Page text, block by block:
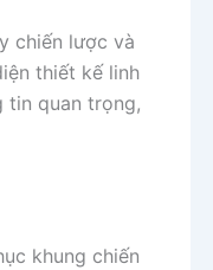
chiến lược và
thiết kế linh
tin quan trọng,
khung chiến